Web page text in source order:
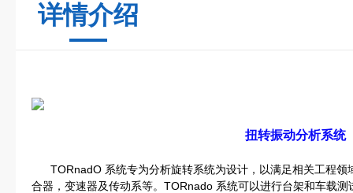
详情介绍
扭转振动分析系统
TORnadO 系统专为分析旋转系统为设计，以满足相关工程领
合器，变速器及传动系等。TORnado 系统可以进行台架和车载